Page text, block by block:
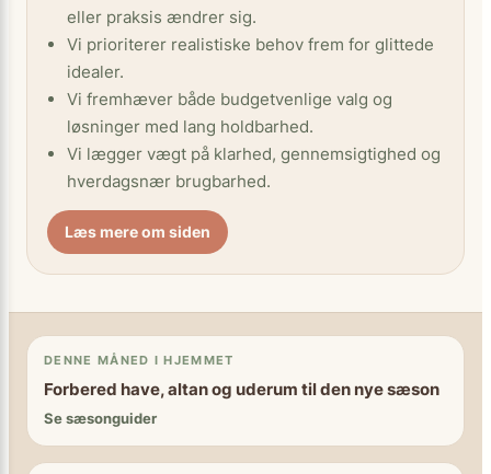
eller praksis ændrer sig.
Vi prioriterer realistiske behov frem for glittede
idealer.
Vi fremhæver både budgetvenlige valg og
løsninger med lang holdbarhed.
Vi lægger vægt på klarhed, gennemsigtighed og
hverdagsnær brugbarhed.
Læs mere om siden
DENNE MÅNED I HJEMMET
Forbered have, altan og uderum til den nye sæson
Se sæsonguider